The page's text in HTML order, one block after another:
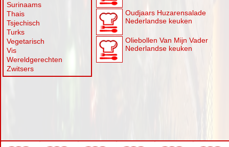
Surinaams
Thais
Tsjechisch
Turks
Vegetarisch
Vis
Wereldgerechten
Zwitsers
Oudjaars Huzarensalade
Nederlandse keuken
Oliebollen Van Mijn Vader
Nederlandse keuken